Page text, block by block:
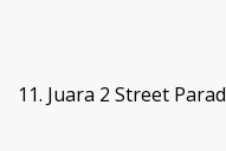
11. Juara 2 Street